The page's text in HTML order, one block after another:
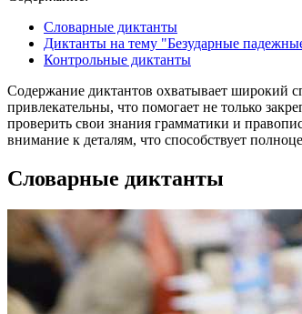
Словарные диктанты
Диктанты на тему "Безударные
Контрольные диктанты
Содержание диктантов охватывает широкий
привлекательны, что помогает не только
проверить свои знания грамматики и
внимание к деталям, что способствует
Словарные диктанты